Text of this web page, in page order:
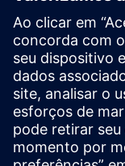
Migration Services
OYTEC | Página